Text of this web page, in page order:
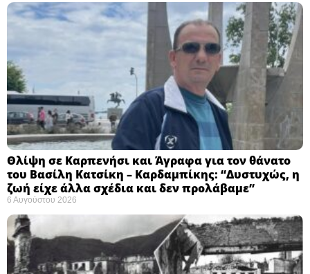
Θλίψη σε Καρπενήσι και Άγραφα για τον θάνατο
του Βασίλη Κατσίκη – Καρδαμπίκης: “Δυστυχώς, η
ζωή είχε άλλα σχέδια και δεν προλάβαμε”
6 Αυγούστου 2026